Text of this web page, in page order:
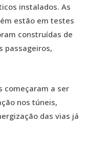
instalados. As
estão em testes
construídas de
passageiros,
começaram a ser
nos túneis,
das vias já